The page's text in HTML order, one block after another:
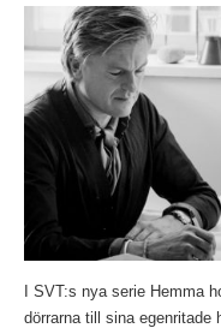
I SVT:s nya serie Hemma
dörrarna till sina egenritade